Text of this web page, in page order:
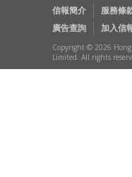
信報簡介 服務條
廣告查詢
加入信
Copyright © 2026 Hong
Limited. All rights